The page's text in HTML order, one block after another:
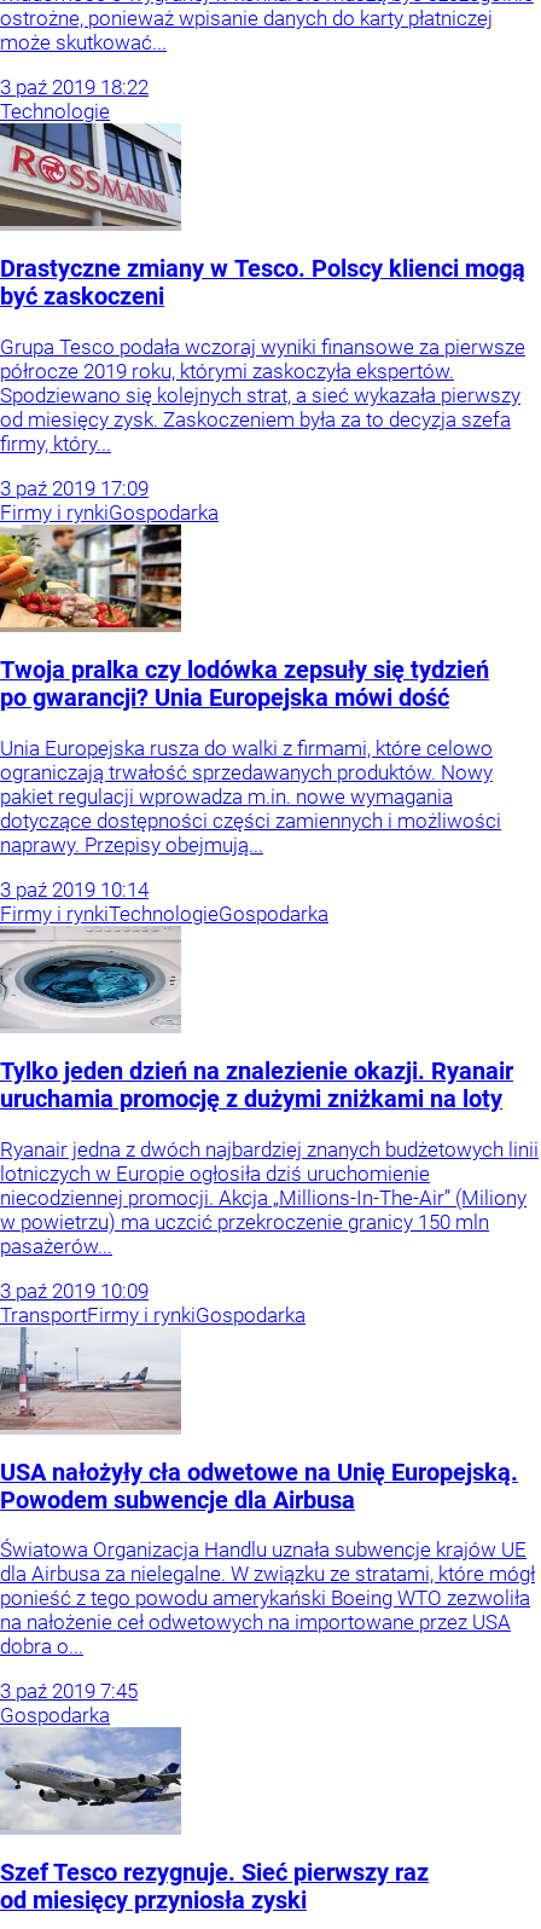
ostrożne, ponieważ wpisanie danych do karty płatniczej
może skutkować...
3 paź 2019 18:22
Technologie
Drastyczne zmiany w Tesco. Polscy klienci mogą
być zaskoczeni
Grupa Tesco podała wczoraj wyniki finansowe za pierwsze
półrocze 2019 roku, którymi zaskoczyła ekspertów.
Spodziewano się kolejnych strat, a sieć wykazała pierwszy
od miesięcy zysk. Zaskoczeniem była za to decyzja szefa
firmy, który...
3 paź 2019 17:09
Firmy i rynkiGospodarka
Twoja pralka czy lodówka zepsuły się tydzień
po gwarancji? Unia Europejska mówi dość
Unia Europejska rusza do walki z firmami, które celowo
ograniczają trwałość sprzedawanych produktów. Nowy
pakiet regulacji wprowadza m.in. nowe wymagania
dotyczące dostępności części zamiennych i możliwości
naprawy. Przepisy obejmują...
3 paź 2019 10:14
Firmy i rynkiTechnologieGospodarka
Tylko jeden dzień na znalezienie okazji. Ryanair
uruchamia promocję z dużymi zniżkami na loty
Ryanair jedna z dwóch najbardziej znanych budżetowych linii
lotniczych w Europie ogłosiła dziś uruchomienie
niecodziennej promocji. Akcja „Millions-In-The-Air” (Miliony
w powietrzu) ma uczcić przekroczenie granicy 150 mln
pasażerów...
3 paź 2019 10:09
TransportFirmy i rynkiGospodarka
USA nałożyły cła odwetowe na Unię Europejską.
Powodem subwencje dla Airbusa
Światowa Organizacja Handlu uznała subwencje krajów UE
dla Airbusa za nielegalne. W związku ze stratami, które mógł
ponieść z tego powodu amerykański Boeing WTO zezwoliła
na nałożenie ceł odwetowych na importowane przez USA
dobra o...
3 paź 2019 7:45
Gospodarka
Szef Tesco rezygnuje. Sieć pierwszy raz
od miesięcy przyniosła zyski